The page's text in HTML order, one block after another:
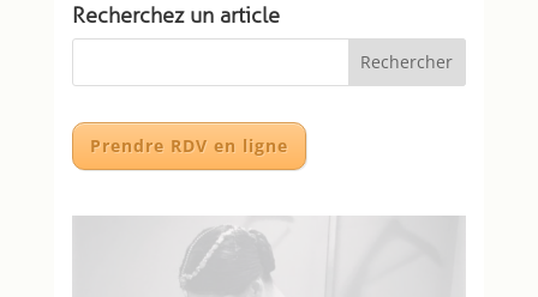
Recherchez un article
Prendre RDV en ligne